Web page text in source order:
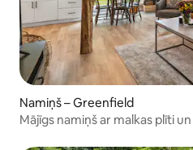
Namiņš – Greenfield
Mājīgs namiņš ar malkas plīti